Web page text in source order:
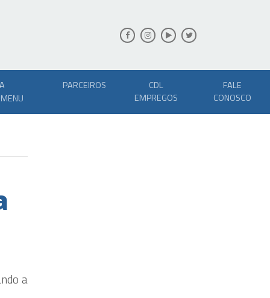
PARCEIROS
CDL
EMPREGOS
FALE
CONOSCO
a